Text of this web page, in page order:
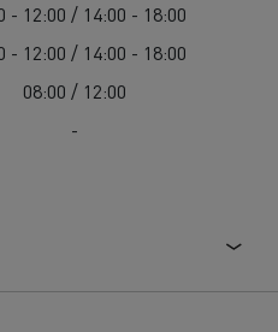
- 12:00 / 14:00 - 18:00
- 12:00 / 14:00 - 18:00
08:00 / 12:00
-